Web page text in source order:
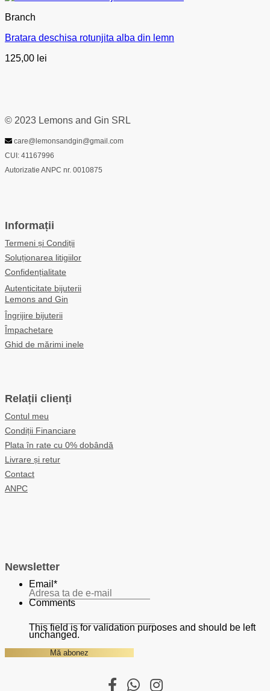
Branch
Bratara deschisa rotunjita alba din lemn
125,00 lei
© 2023 Lemons and Gin SRL
care@lemonsandgin@gmail.com
CUI: 41167996
Autorizatie ANPC nr. 0010875
Informații
Termeni și Condiții
Soluționarea litigiilor
Confidențialitate
Autenticitate bijuterii
Lemons and Gin
Îngrijire bijuterii
Împachetare
Ghid de mărimi inele
Relații clienți
Contul meu
Condiții Financiare
Plata în rate cu 0% dobândă
Livrare și retur
Contact
ANPC
Newsletter
Email *
Comments
This field is for validation purposes and should be left
unchanged.